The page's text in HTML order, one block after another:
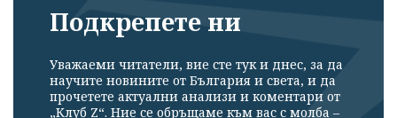
Подкрепете ни
Уважаеми читатели, вие сте тук и днес, за да
научите новините от България и света, и да
прочетете актуални анализи и коментари от
„Клуб Z“. Ние се обръщаме към вас с молба –